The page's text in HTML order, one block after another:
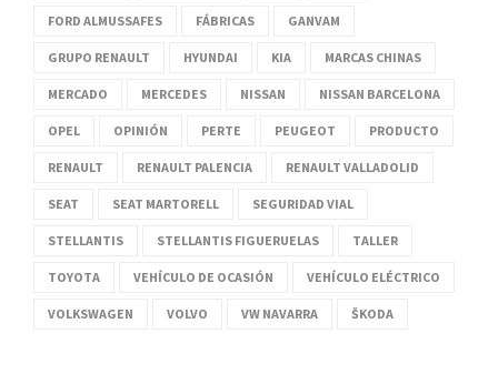
FORD ALMUSSAFES FÁBRICAS GANVAM
GRUPO RENAULT HYUNDAI KIA MARCAS CHINAS
MERCADO MERCEDES NISSAN NISSAN BARCELONA
OPEL OPINIÓN PERTE PEUGEOT PRODUCTO
RENAULT RENAULT PALENCIA RENAULT VALLADOLID
SEAT SEAT MARTORELL SEGURIDAD VIAL
STELLANTIS STELLANTIS FIGUERUELAS TALLER
TOYOTA VEHÍCULO DE OCASIÓN VEHÍCULO ELÉCTRICO
VOLKSWAGEN VOLVO VW NAVARRA ŠKODA